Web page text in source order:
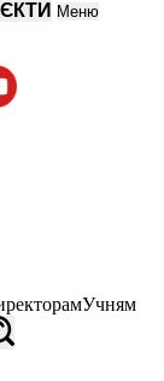
Меню
Учням